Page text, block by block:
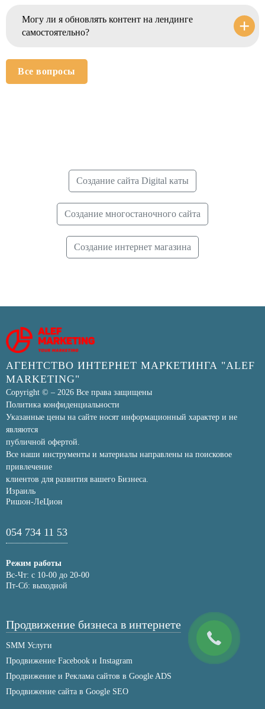
Могу ли я обновлять контент на лендинге
самостоятельно?
Все вопросы
Создание сайта Digital каты
Создание многостаночного сайта
Создание интернет магазина
АГЕНТСТВО ИНТЕРНЕТ МАРКЕТИНГА "ALEF
MARKETING"
Copyright © – 2026 Все права защищены
Политика конфиденциальности
Указанные цены на сайте носят информационный характер и не
являются
публичной офертой.
Все наши инструменты и материалы направлены на поисковое
привлечение
клиентов для развития вашего Бизнеса.
Израиль
Ришон-ЛеЦион
054 734 11 53
Режим работы
Вс-Чт: с 10-00 до 20-00
Пт-Сб: выходной
Продвижение бизнеса в интернете
SMM Услуги
Продвижение Facebook и Instagram
Продвижение и Реклама сайтов в Google ADS
Продвижение сайта в Google SEO